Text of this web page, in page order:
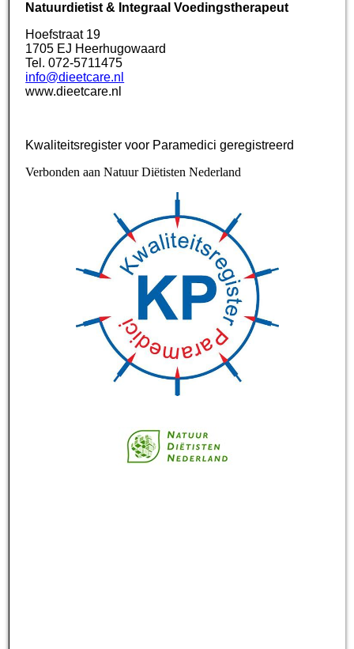
Natuurdietist & Integraal Voedingstherapeut
Hoefstraat 19
1705 EJ Heerhugowaard
Tel. 072-5711475
info@dieetcare.nl
www.dieetcare.nl
Kwaliteitsregister voor Paramedici geregistreerd
Verbonden aan Natuur Diëtisten Nederland